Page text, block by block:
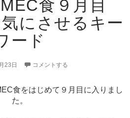
食９月目
にさせるキー
ード
23日 コメントする
食をはじめて９月目に入りまし
た。